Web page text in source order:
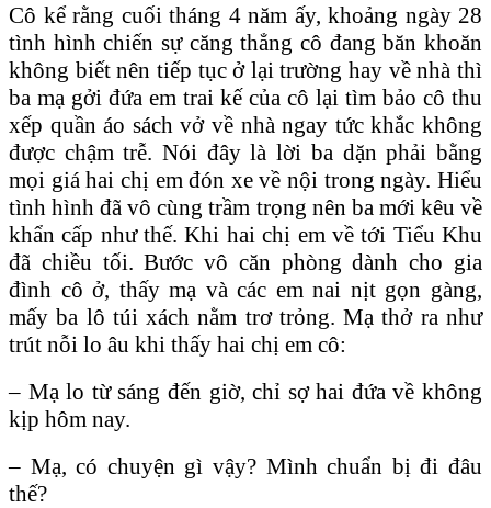
Cô kể rằng cuối tháng 4 năm ấy, khoảng ngày 28
tình hình chiến sự căng thẳng cô đang băn khoăn
không biết nên tiếp tục ở lại trường hay về nhà thì
ba mạ gởi đứa em trai kế của cô lại tìm bảo cô thu
xếp quần áo sách vở về nhà ngay tức khắc không
được chậm trễ. Nói đây là lời ba dặn phải bằng
mọi giá hai chị em đón xe về nội trong ngày. Hiểu
tình hình đã vô cùng trầm trọng nên ba mới kêu về
khẩn cấp như thế. Khi hai chị em về tới Tiểu Khu
đã chiều tối. Bước vô căn phòng dành cho gia
đình cô ở, thấy mạ và các em nai nịt gọn gàng,
mấy ba lô túi xách nằm trơ trỏng. Mạ thở ra như
trút nỗi lo âu khi thấy hai chị em cô:
– Mạ lo từ sáng đến giờ, chỉ sợ hai đứa về không
kịp hôm nay.
– Mạ, có chuyện gì vậy? Mình chuẩn bị đi đâu
thế?